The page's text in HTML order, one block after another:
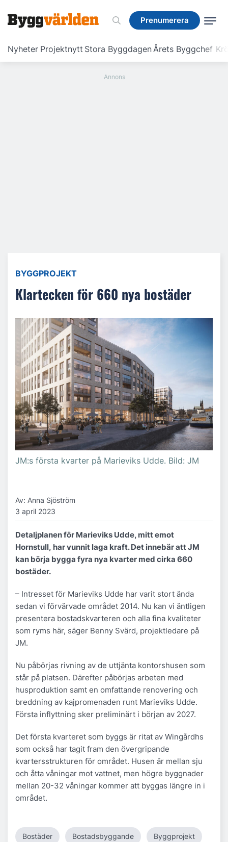
Prenumerera
Nyheter Projektnytt Stora ByggdagenÅrets Byggchef
Prenumerera
BYGGPROJEKT
Klartecken för 660 nya bostäder
JM:s första kvarter på Marieviks Udde. Bild: JM
Av: Anna Sjöström
3 april 2023
Detaljplanen för Marieviks Udde, mitt emot
Hornstull, har vunnit laga kraft. Det innebär att JM
kan börja bygga fyra nya kvarter med cirka 660
bostäder.
– Intresset för Marieviks Udde har varit stort ända
sedan vi förvärvade området 2014. Nu kan vi äntligen
presentera bostadskvarteren och alla fina kvaliteter
som ryms här, säger Benny Svärd, projektledare på
JM.
Nu påbörjas rivning av de uttjänta kontorshusen som
står på platsen. Därefter påbörjas arbeten med
husproduktion samt en omfattande renovering och
breddning av kajpromenaden runt Marieviks Udde.
Första inflyttning sker preliminärt i början av 2027.
Det första kvarteret som byggs är ritat av Wingårdhs
som också har tagit fram den övergripande
kvartersstrukturen för området. Husen är mellan sju
och åtta våningar mot vattnet, men högre byggnader
mellan 20-32 våningar kommer att byggas längre in i
området.
Bostäder Bostadsbyggande Byggprojekt